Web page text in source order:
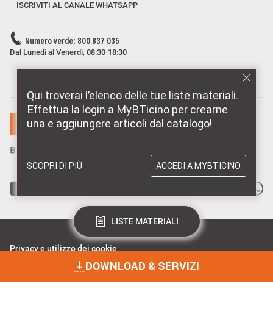
DOWNLOAD & SERVIZI
Qui troverai l’elenco delle tue liste materiali.
Effettua la login a MyBTicino per crearne
una e aggiungere articoli dal catalogo!
SCOPRI DI PIÙ ACCEDI A MYBTICINO
LISTE MATERIALI
ISCRIVITI AL CANALE WHATSAPP
Numero verde: 800 837 035
Dal Lunedì al Venerdì, 08:30-18:30
Privacy e utilizzo dei cookie
Data Privacy e Cybersecurity